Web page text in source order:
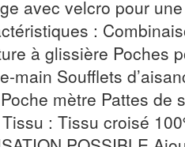
avec velcro pour
:
à glissière Poches
main Soufflets
mètre Pattes de
: Tissu croisé